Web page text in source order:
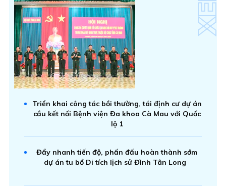
Triển khai công tác bồi thường, tái định cư dự án
cầu kết nối Bệnh viện Đa khoa Cà Mau với Quốc
lộ 1
Đẩy nhanh tiến độ, phấn đấu hoàn thành sớm
dự án tu bổ Di tích lịch sử Đình Tân Long